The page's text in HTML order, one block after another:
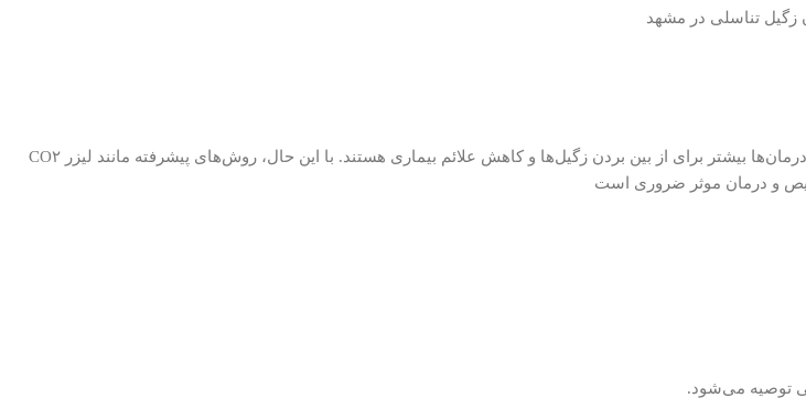
درمان زگیل تناسلی در مشهد : باید توجه داشت که ویروس HPV به‌طور کامل از بدن حذف نمی‌شود. درمان‌ها بیشتر برای از بین بردن زگیل‌ها و کاهش علائم بیماری هستند. با این حال، روش‌های پیشرفته مانند لیزر CO۲
و درمان موثر ضروری است
توصیه می‌شود.